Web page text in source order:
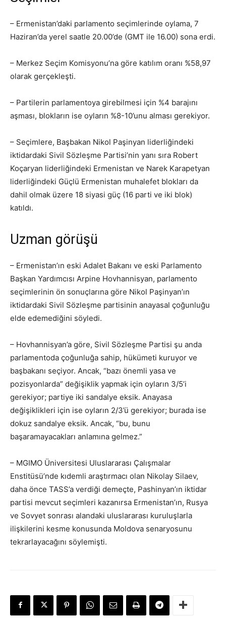
– Ermenistan’daki parlamento seçimlerinde oylama, 7
Haziran’da yerel saatle 20.00’de (GMT ile 16.00) sona erdi.
– Merkez Seçim Komisyonu’na göre katılım oranı %58,97
olarak gerçekleşti.
– Partilerin parlamentoya girebilmesi için %4 barajını
aşması, blokların ise oyların %8-10’unu alması gerekiyor.
– Seçimlere, Başbakan Nikol Paşinyan liderliğindeki
iktidardaki Sivil Sözleşme Partisi’nin yanı sıra Robert
Koçaryan liderliğindeki Ermenistan ve Narek Karapetyan
liderliğindeki Güçlü Ermenistan muhalefet blokları da
dahil olmak üzere 18 siyasi güç (16 parti ve iki blok)
katıldı.
Uzman görüşü
– Ermenistan’ın eski Adalet Bakanı ve eski Parlamento
Başkan Yardımcısı Arpine Hovhannisyan, parlamento
seçimlerinin ön sonuçlarına göre Nikol Paşinyan’ın
iktidardaki Sivil Sözleşme partisinin anayasal çoğunluğu
elde edemediğini söyledi.
– Hovhannisyan’a göre, Sivil Sözleşme Partisi şu anda
parlamentoda çoğunluğa sahip, hükümeti kuruyor ve
başbakanı seçiyor. Ancak, “bazı önemli yasa ve
pozisyonlarda” değişiklik yapmak için oyların 3/5’i
gerekiyor; partiye iki sandalye eksik. Anayasa
değişiklikleri için ise oyların 2/3’ü gerekiyor; burada ise
dokuz sandalye eksik. Ancak, “bu, bunu
başaramayacakları anlamına gelmez.”
– MGIMO Üniversitesi Uluslararası Çalışmalar
Enstitüsü’nde kıdemli araştırmacı olan Nikolay Silaev,
daha önce TASS’a verdiği demeçte, Pashinyan’ın iktidar
partisi mevcut seçimleri kazanırsa Ermenistan’ın, Rusya
ve Sovyet sonrası alandaki uluslararası kuruluşlarla
ilişkilerini kesme konusunda Moldova senaryosunu
tekrarlayacağını söylemişti.